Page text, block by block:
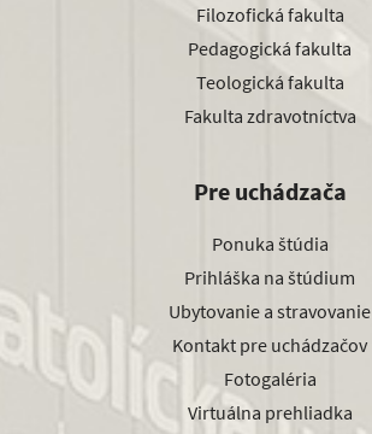
Filozofická fakulta
Pedagogická fakulta
Teologická fakulta
Fakulta zdravotníctva
Pre uchádzača
Ponuka štúdia
Prihláška na štúdium
Ubytovanie a stravovanie
Kontakt pre uchádzačov
Fotogaléria
Virtuálna prehliadka